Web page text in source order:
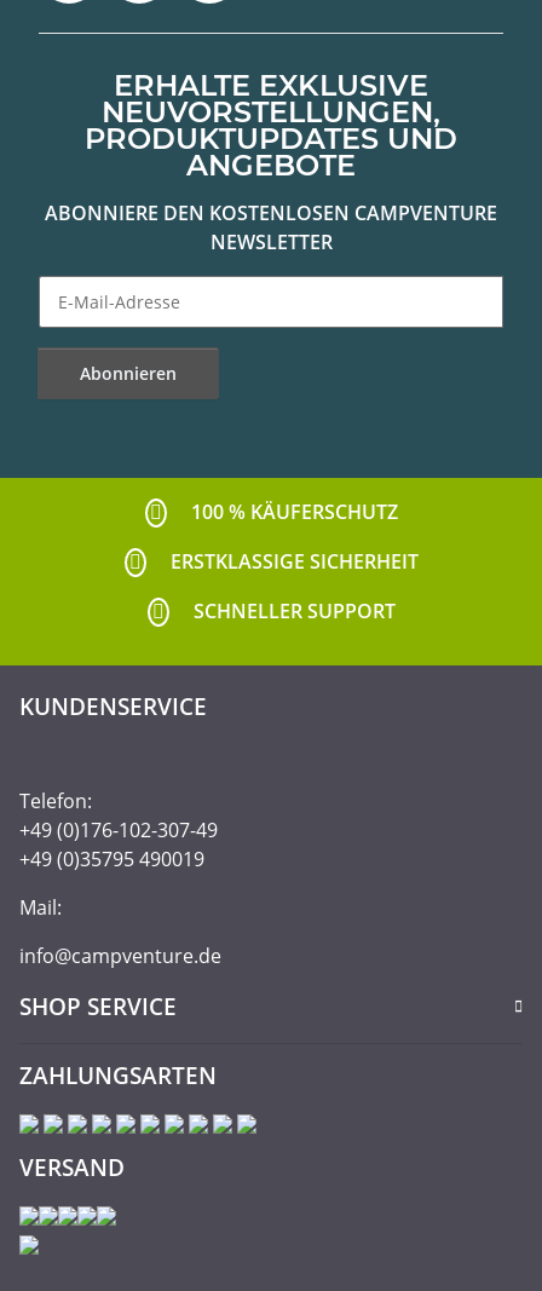
ERHALTE EXKLUSIVE
NEUVORSTELLUNGEN,
PRODUKTUPDATES UND
ANGEBOTE
ABONNIERE DEN KOSTENLOSEN CAMPVENTURE
NEWSLETTER
Abonnieren
100 % KÄUFERSCHUTZ
ERSTKLASSIGE SICHERHEIT
SCHNELLER SUPPORT
KUNDENSERVICE
Telefon:
+49 (0)176-102-307-49
+49 (0)35795 490019
Mail:
info@campventure.de
SHOP SERVICE
ZAHLUNGSARTEN
VERSAND